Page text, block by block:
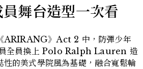
舞台造型一次看
ARIRANG》Act 2 中，防彈少年
全員換上 Polo Ralph Lauren 造
性的美式學院風為基礎，融合寬鬆輪